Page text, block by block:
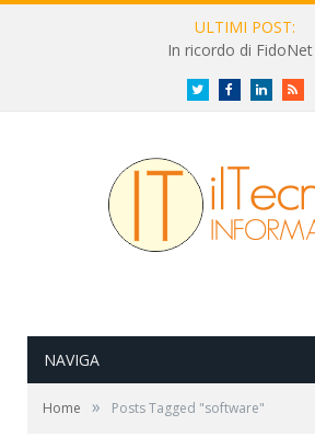
ULTIMI POST:
In ricordo di FidoNet
Twitter FacebookLinkedInRSS
NAVIGA
Home » Posts Tagged "software"